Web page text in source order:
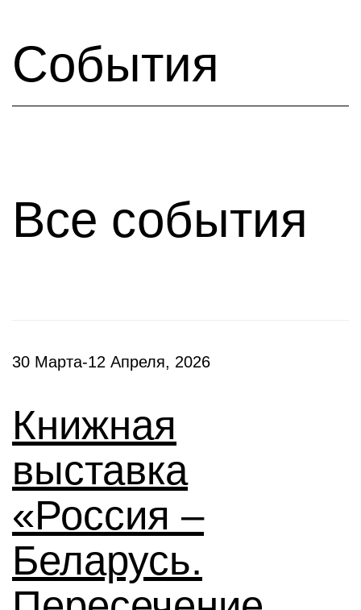
События
Все события
30 Марта-12 Апреля, 2026
Книжная
выставка
«Россия –
Беларусь.